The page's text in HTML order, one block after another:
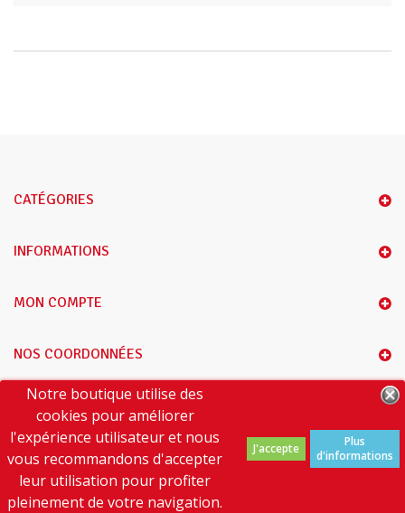
Notre boutique utilise des
cookies pour améliorer
l'expérience utilisateur et nous
vous recommandons d'accepter
leur utilisation pour profiter
pleinement de votre navigation.
J'accepte
Plus
d'informations
CATÉGORIES
INFORMATIONS
MON COMPTE
NOS COORDONNÉES
A PROPOS DE NOUS